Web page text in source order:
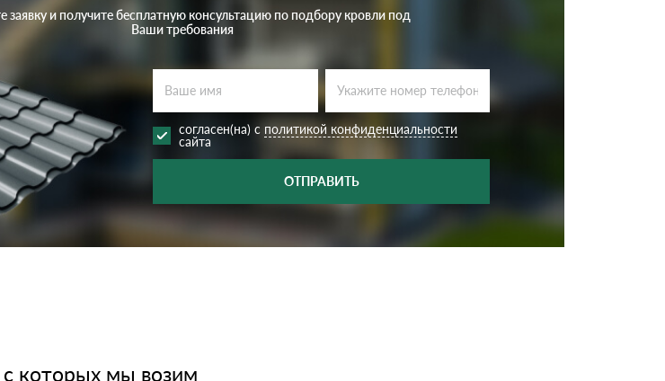
заявку и получите бесплатную консультацию по подбору кровли под
Ваши требования
согласен(на) с политикой конфиденциальности
сайта
ОТПРАВИТЬ
которых мы возим